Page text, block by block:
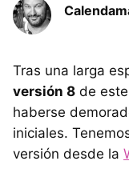
Tras una larga
versión 8 de
haberse
iniciales.
versión desde la